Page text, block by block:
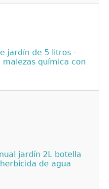
jardín de 5 litros -
malezas química con
jardín 2L botella
de agua